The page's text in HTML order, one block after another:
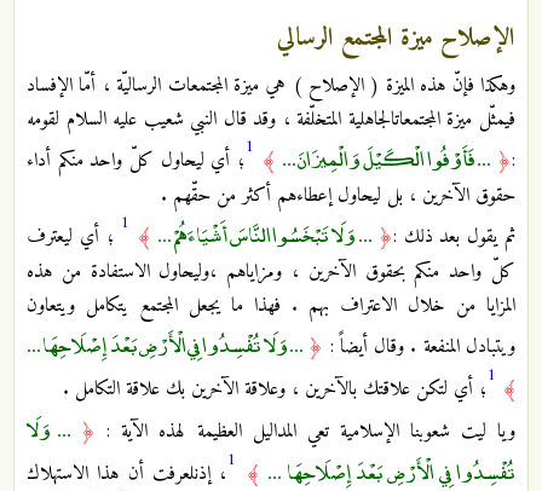
الإصلاح ميزة المجتمع الرسالي‏
وهكذا فإنّ هذه الميزة ( الإصلاح‏ ) هي ميزة المجتمعات الرساليّة ، أمّا الإفساد
فيمثّل ميزة المجتمعات‏الجاهلية المتخلّفة ، وقد قال النبي شعيب ‏عليه السلام لقومه
:﴿ ... فَأَوْفُوا الْكَيْلَ وَالْمِيزَانَ ... ﴾ 1؛ أي ليحاول كلّ واحد منكم ‏أداء
حقوق الآخرين ، بل ليحاول إعطاءهم أكثر من حقّهم .
ثم يقول بعد ذلك :﴿ ... وَلَا تَبْخَسُوا النَّاسَ أَشْيَاءَهُمْ ... ﴾ 1 ؛ أي ليعترف
كلّ واحد منكم بحقوق الآخرين ، ومزاياهم ،وليحاول الاستفادة من هذه
المزايا من خلال الاعتراف بهم . فهذا ما يجعل المجتمع يتكامل ويتعاون
ويتبادل المنفعة . وقال أيضاً : ﴿ ... وَلَا تُفْسِدُوا فِي الْأَرْضِ بَعْدَ إِصْلَاحِهَا ...
﴾ 1؛ أي لتكن علاقتك بالآخرين ، وعلاقة الآخرين بك ‏علاقة التكامل .
ويا ليت شعوبنا الإسلامية تعي المداليل العظيمة لهذه الآية : ﴿ ... وَلَا
تُفْسِدُوا فِي الْأَرْضِ بَعْدَ إِصْلَاحِهَا ... ﴾ 1، إذن‏لعرفت أن هذا الاستهلاك